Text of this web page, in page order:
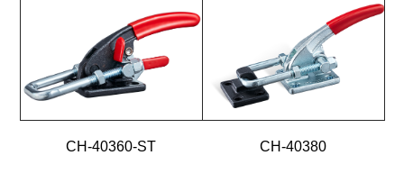
CH-40360-ST CH-40380